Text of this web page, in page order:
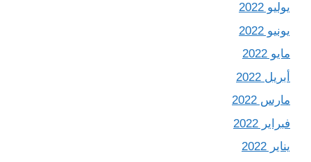
يوليو 2022
يونيو 2022
مايو 2022
أبريل 2022
مارس 2022
فبراير 2022
يناير 2022